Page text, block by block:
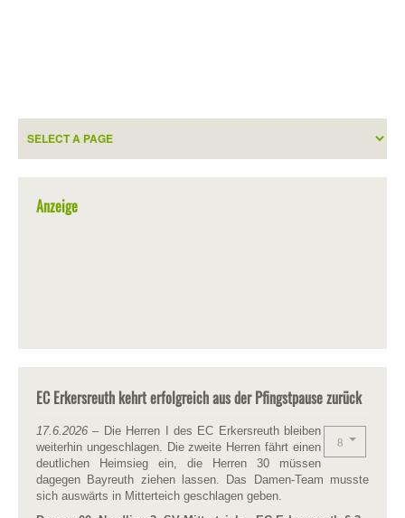
Anzeige
EC Erkersreuth kehrt erfolgreich aus der Pfingstpause zurück
17.6.2026 – Die Herren I des EC Erkersreuth bleiben
weiterhin ungeschlagen. Die zweite Herren fährt einen
deutlichen Heimsieg ein, die Herren 30 müssen
dagegen Bayreuth ziehen lassen. Das Damen-Team musste
sich auswärts in Mitterteich geschlagen geben.